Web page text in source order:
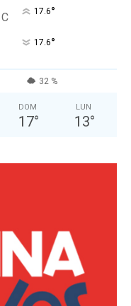
C 17.6°
17.6°
32 %
DOM
17°
LUN
13°